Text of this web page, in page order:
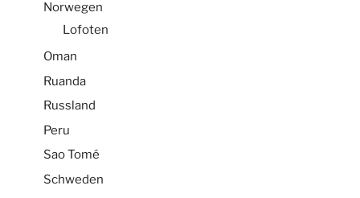
Norwegen
Lofoten
Oman
Ruanda
Russland
Peru
Sao Tomé
Schweden